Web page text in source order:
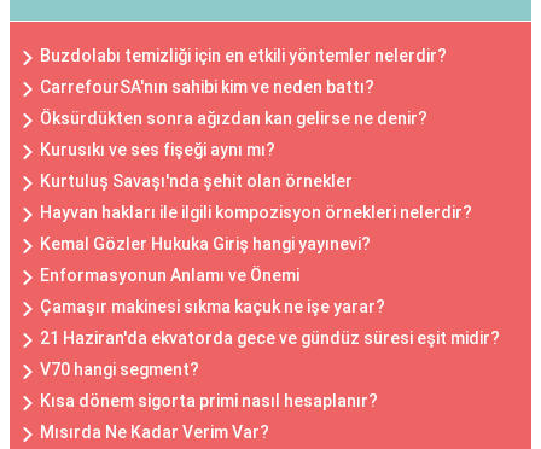
Buzdolabı temizliği için en etkili yöntemler nelerdir?
CarrefourSA'nın sahibi kim ve neden battı?
Öksürdükten sonra ağızdan kan gelirse ne denir?
Kurusıkı ve ses fişeği aynı mı?
Kurtuluş Savaşı'nda şehit olan örnekler
Hayvan hakları ile ilgili kompozisyon örnekleri nelerdir?
Kemal Gözler Hukuka Giriş hangi yayınevi?
Enformasyonun Anlamı ve Önemi
Çamaşır makinesi sıkma kaçuk ne işe yarar?
21 Haziran'da ekvatorda gece ve gündüz süresi eşit midir?
V70 hangi segment?
Kısa dönem sigorta primi nasıl hesaplanır?
Mısırda Ne Kadar Verim Var?